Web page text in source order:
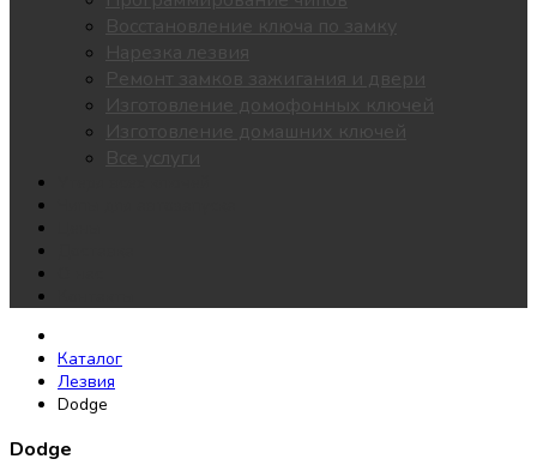
Восстановление ключа по замку
Нарезка лезвия
Ремонт замков зажигания и двери
Изготовление домофонных ключей
Изготовление домашних ключей
Все услуги
Каталог
Лезвия
Dodge
Dodge